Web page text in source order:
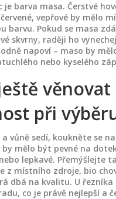
je barva masa. Čerstvé
vepřové by mělo
barvu. Pokud se masa
skvrny, raději ho
napoví – maso by
nebo kyselého
věnovat
při
a vůně sedí, koukněte se
mělo být pevné na
lepkavé. Přemýšlejte
z místního zdroje, bio
dbá na kvalitu. U řezníka
co je právě nejlepší a